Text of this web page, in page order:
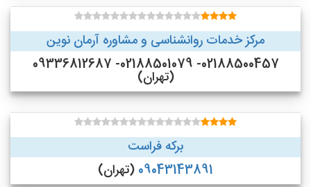
مرکز خدمات روانشناسی و مشاوره آرمان نوین
02188500457- 02188501079- 09336812687
(تهران)
برکه فراست
09043143891 (تهران)